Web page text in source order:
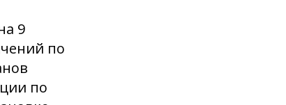
9
по
по